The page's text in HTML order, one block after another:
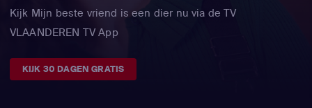
Kijk Mijn beste vriend is een dier nu via de TV
VLAANDEREN TV App
KIJK 30 DAGEN GRATIS